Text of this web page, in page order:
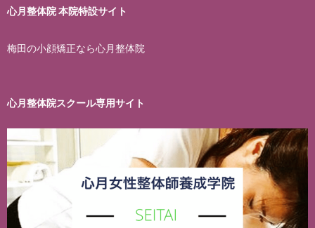
心月整体院 本院特設サイト
梅田の小顔矯正なら心月整体院
心月整体院スクール専用サイト